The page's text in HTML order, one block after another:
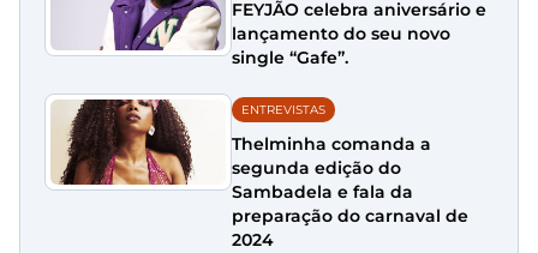
FEYJÃO celebra aniversário e
lançamento do seu novo
single “Gafe”.
ENTREVISTAS
Thelminha comanda a
segunda edição do
Sambadela e fala da
preparação do carnaval de
2024